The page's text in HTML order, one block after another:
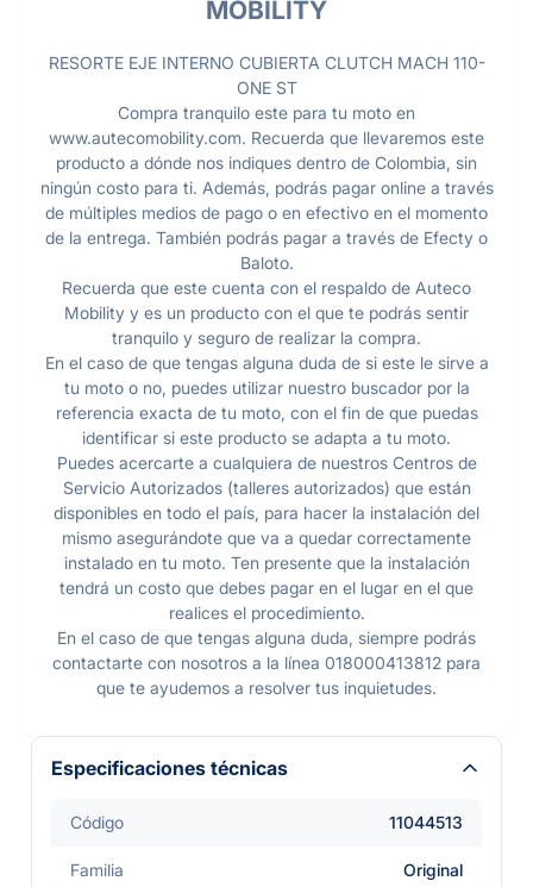
MOBILITY
RESORTE EJE INTERNO CUBIERTA CLUTCH MACH 110-
ONE ST
Compra tranquilo este para tu moto en
www.autecomobility.com. Recuerda que llevaremos este
producto a dónde nos indiques dentro de Colombia, sin
ningún costo para ti. Además, podrás pagar online a través
de múltiples medios de pago o en efectivo en el momento
de la entrega. También podrás pagar a través de Efecty o
Baloto.
Recuerda que este cuenta con el respaldo de Auteco
Mobility y es un producto con el que te podrás sentir
tranquilo y seguro de realizar la compra.
En el caso de que tengas alguna duda de si este le sirve a
tu moto o no, puedes utilizar nuestro buscador por la
referencia exacta de tu moto, con el fin de que puedas
identificar si este producto se adapta a tu moto.
Puedes acercarte a cualquiera de nuestros Centros de
Servicio Autorizados (talleres autorizados) que están
disponibles en todo el país, para hacer la instalación del
mismo asegurándote que va a quedar correctamente
instalado en tu moto. Ten presente que la instalación
tendrá un costo que debes pagar en el lugar en el que
realices el procedimiento.
En el caso de que tengas alguna duda, siempre podrás
contactarte con nosotros a la línea 018000413812 para
que te ayudemos a resolver tus inquietudes.
Especificaciones técnicas
Código 11044513
Familia Original